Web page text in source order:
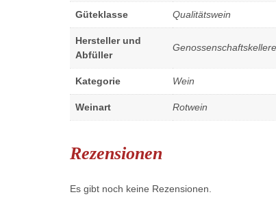
Güteklasse Qualitätswein
Hersteller und
Abfüller
Kategorie Wein
Weinart Rotwein
Rezensionen
Es gibt noch keine Rezensionen.